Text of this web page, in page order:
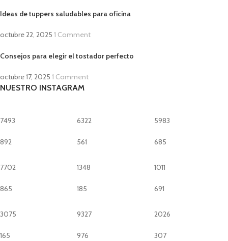
Ideas de tuppers saludables para oficina
octubre 22, 2025 1 Comment
Consejos para elegir el tostador perfecto
octubre 17, 2025 1 Comment
NUESTRO INSTAGRAM
7493
892
6322
561
5983
685
7702
865
1348
185
1011
691
3075
165
9327
976
2026
307